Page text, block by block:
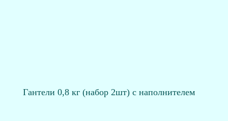
Гантели 0,8 кг (набор 2шт) с наполнителем